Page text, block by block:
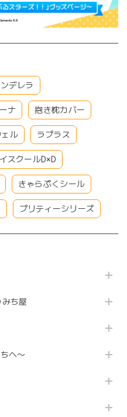
デレラ
ナ 抱き枕カバー
ル ラプラス
スクールD×D
きゃらぷくシール
プリティーシリーズ
みち屋
ちへ〜